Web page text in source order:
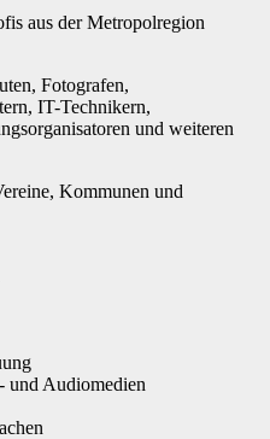
aus der Metropolregion
Fotografen,
IT-Technikern,
und weiteren
Kommunen und
und Audiomedien